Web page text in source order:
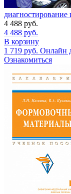
диагностирование
4 488 руб.
4 488 руб.
В корзину
1 719 руб. Онлайн
Ознакомиться